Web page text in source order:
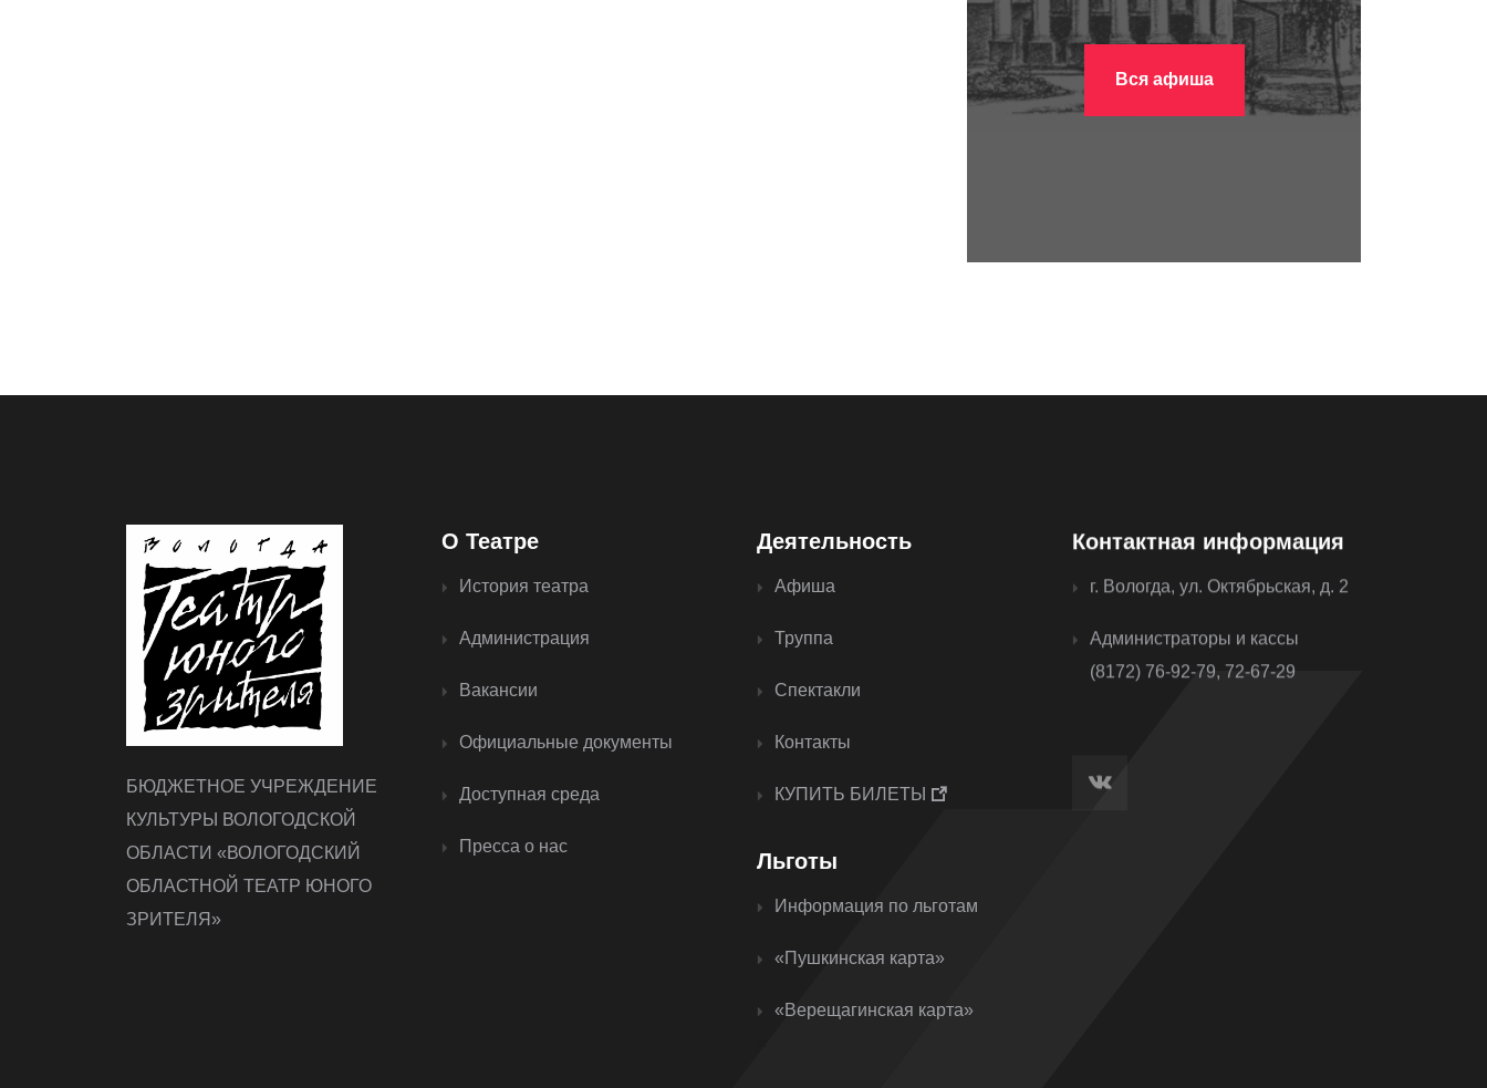
Вся афиша
БЮДЖЕТНОЕ УЧРЕЖДЕНИЕ
КУЛЬТУРЫ ВОЛОГОДСКОЙ
ОБЛАСТИ «ВОЛОГОДСКИЙ
ОБЛАСТНОЙ ТЕАТР ЮНОГО
ЗРИТЕЛЯ»
О Театре
История театра
Администрация
Вакансии
Официальные документы
Доступная среда
Пресса о нас
Деятельность
Афиша
Труппа
Спектакли
Контакты
КУПИТЬ БИЛЕТЫ
Льготы
Информация по льготам
«Пушкинская карта»
«Верещагинская карта»
Контактная информация
г. Вологда, ул. Октябрьская, д. 2
Администраторы и кассы
(8172) 76-92-79, 72-67-29